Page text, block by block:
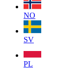
NO
SV
PL